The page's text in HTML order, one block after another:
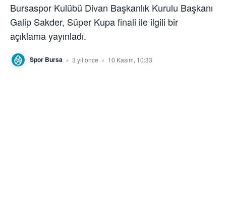
Bursaspor Kulübü Divan Başkanlık Kurulu Başkanı
Galip Sakder, Süper Kupa finali ile ilgili bir
açıklama yayınladı.
Spor Bursa 3 yıl önce 10 Kasım, 10:33